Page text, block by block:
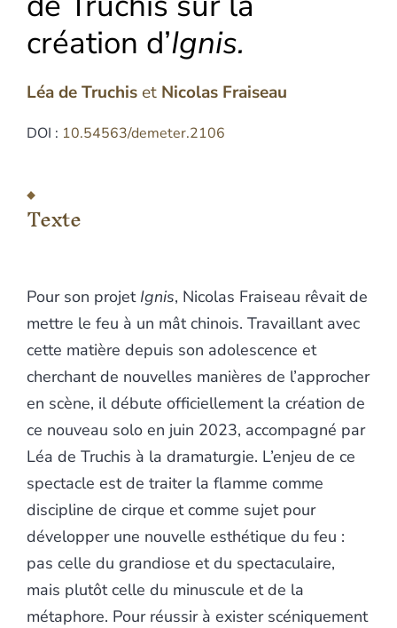
création d’Ignis.
Léade Truchis et Nicolas Fraiseau
DOI : 10.54563/demeter.2106
Bibliographie
Notes
Auteurs
Texte
Pour son projet Ignis, Nicolas Fraiseau rêvait de
mettre le feu à un mât chinois. Travaillant avec
cette matière depuis son adolescence et
cherchant de nouvelles manières de l’approcher
en scène, il débute officiellement la création de
ce nouveau solo en juin 2023, accompagné par
Léa de Truchis à la dramaturgie. L’enjeu de ce
spectacle est de traiter la flamme comme
discipline de cirque et comme sujet pour
développer une nouvelle esthétique du feu :
pas celle du grandiose et du spectaculaire,
mais plutôt celle du minuscule et de la
métaphore. Pour réussir à exister scéniquement